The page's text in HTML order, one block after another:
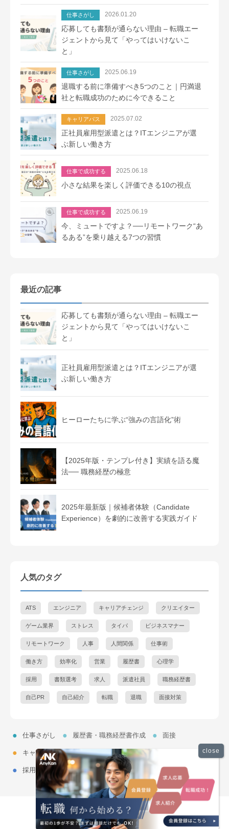
仕事さがし 2026.01.20
応募しても書類が通らない理由 – 転職エー
ジェントから見て「やってはいけないこ
と」
仕事さがし 2025.06.19
退職する前に準備すべき5つのこと｜円満退
社と転職成功のために今できること
キャリアパス 2025.07.02
正社員雇用型派遣とは？ITエンジニアが選
ぶ新しい働き方
仕事で成功する 2025.06.18
小さな結果を楽しく評価できる10の視点
仕事で成功する 2025.06.19
今、ミュートですよ？──リモートワーク“あ
るある”を乗り越える7つの習慣
最近の記事
応募しても書類が通らない理由 – 転職エー
ジェントから見て「やってはいけないこ
と」
正社員雇用型派遣とは？ITエンジニアが選
ぶ新しい働き方
ヒーローたちに学ぶ“強みの言語化”術
【2025年版・テンプレ付き】実績を語る魔
法── 職務経歴の極意
2025年最新版｜候補者体験（Candidate
Experience）を劇的に改善する実践ガイド
人気のタグ
ATS エンジニア キャリアチェンジ クリエイター
ゲーム業界 ストレス タイパ ビジネスマナー
リモートワーク 人事 人間関係 仕事術
働き方 効率化 営業 履歴書 心理学
採用 書類選考 求人 派遣社員 職務経歴書
自己PR 自己紹介 転職 退職 面接対策
仕事さがし 履歴書・職務経歴書作成 面接
キャリアパス 働き方 仕事で成功する 人間関係
採用で成功する